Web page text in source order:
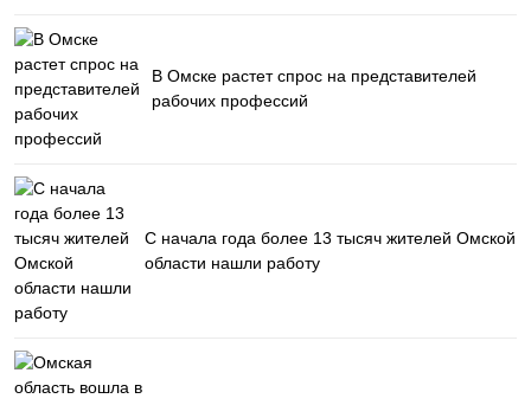
В Омске растет спрос на представителей
рабочих профессий
С начала года более 13 тысяч жителей Омской
области нашли работу